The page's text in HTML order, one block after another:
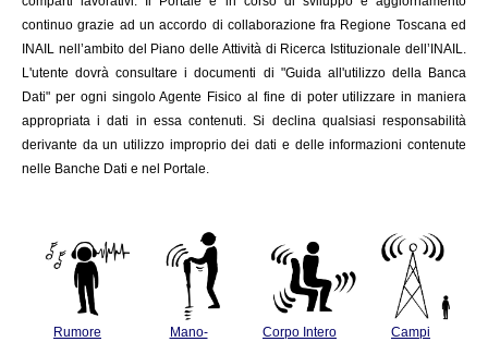
continuo grazie ad un accordo di collaborazione fra Regione Toscana ed
INAIL nell’ambito del Piano delle Attività di Ricerca Istituzionale dell’INAIL.
L'utente dovrà consultare i documenti di "Guida all'utilizzo della Banca
Dati" per ogni singolo Agente Fisico al fine di poter utilizzare in maniera
appropriata i dati in essa contenuti. Si declina qualsiasi responsabilità
derivante da un utilizzo improprio dei dati e delle informazioni contenute
nelle Banche Dati e nel Portale.
Rumore
Mano-
Corpo Intero
Campi